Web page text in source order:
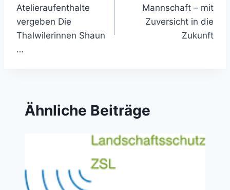
Atelieraufenthalte
vergeben Die
Thalwilerinnen Shaun
…
Mannschaft – mit
Zuversicht in die
Zukunft
Ähnliche Beiträge